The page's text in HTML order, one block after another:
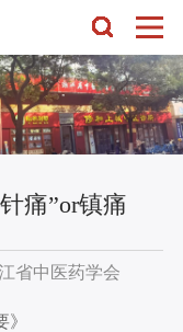
痛”or镇痛
省中医药学会